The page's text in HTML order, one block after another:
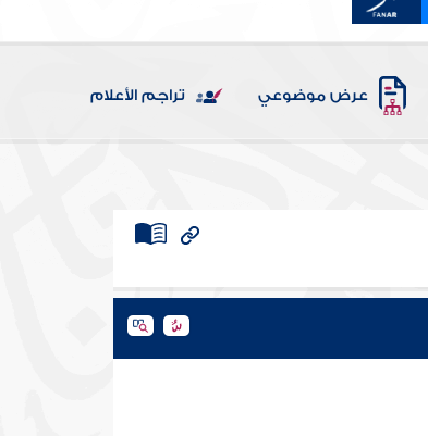
عرض موضوعي تراجم الأعلام